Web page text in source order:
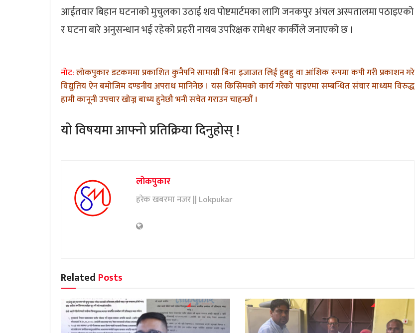
आईतवार बिहान घटनाको मुचुलका उठाई शव पोष्टमार्टमका लागि जनकपुर अंचल अस्पतालमा पठाइएको
र घटना बारे अनुसन्धान भई रहेको प्रहरी नायब उपरिक्षक रामेश्वर कार्कीेले जनाएको छ ।
नोट:लोकपुकार डटकममा प्रकाशित कुनैपनि सामाग्री बिना इजाजत लिई हुबहु वा आंशिक रुपमा कपी गरी प्रकाशन गरे
विद्युतिय ऐन बमोजिम दण्डनीय अपराध मानिनेछ । यस किसिमको कार्य गरेको पाइएमा सम्बन्धित संचार माध्यम विरुद्ध
हामी कानूनी उपचार खोज्न बाध्य हुनेछौ भनी सचेत गराउन चाहन्छौं ।
यो विषयमा आफ्नो प्रतिक्रिया दिनुहोस् !
लोकपुकार
हरेक खबरमा नजर || Lokpukar
Related Posts